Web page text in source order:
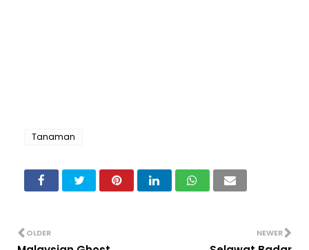
Tanaman
NEWER
OLDER